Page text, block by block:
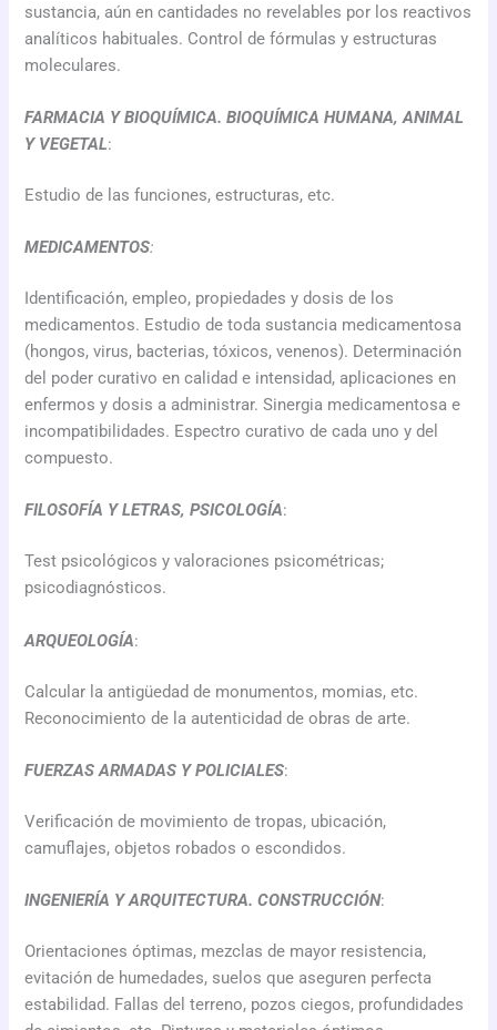
sustancia, aún en cantidades no revelables por los reactivos
analíticos habituales. Control de fórmulas y estructuras
moleculares.
FARMACIA Y BIOQUÍMICA. BIOQUÍMICA HUMANA, ANIMAL
Y VEGETAL:
Estudio de las funciones, estructuras, etc.
MEDICAMENTOS:
Identificación, empleo, propiedades y dosis de los
medicamentos. Estudio de toda sustancia medicamentosa
(hongos, virus, bacterias, tóxicos, venenos). Determinación
del poder curativo en calidad e intensidad, aplicaciones en
enfermos y dosis a administrar. Sinergia medicamentosa e
incompatibilidades. Espectro curativo de cada uno y del
compuesto.
FILOSOFÍA Y LETRAS, PSICOLOGÍA:
Test psicológicos y valoraciones psicométricas;
psicodiagnósticos.
ARQUEOLOGÍA:
Calcular la antigüedad de monumentos, momias, etc.
Reconocimiento de la autenticidad de obras de arte.
FUERZAS ARMADAS Y POLICIALES:
Verificación de movimiento de tropas, ubicación,
camuflajes, objetos robados o escondidos.
INGENIERÍA Y ARQUITECTURA. CONSTRUCCIÓN:
Orientaciones óptimas, mezclas de mayor resistencia,
evitación de humedades, suelos que aseguren perfecta
estabilidad. Fallas del terreno, pozos ciegos, profundidades